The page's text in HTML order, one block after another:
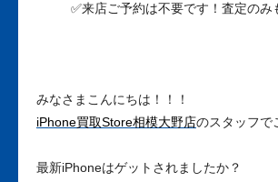
✅来店ご予約は不要です！査定のみ
みなさまこんにちは！！！
iPhone買取Store相模大野店のスタッフで
最新iPhoneはゲットされましたか？